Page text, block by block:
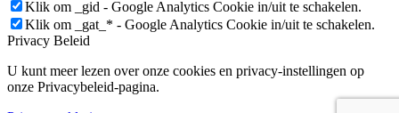
Klik om _gid - Google Analytics Cookie in/uit te schakelen.
Klik om _gat_* - Google Analytics Cookie in/uit te schakelen.
Privacy Beleid
U kunt meer lezen over onze cookies en privacy-instellingen op
onze Privacybeleid-pagina.